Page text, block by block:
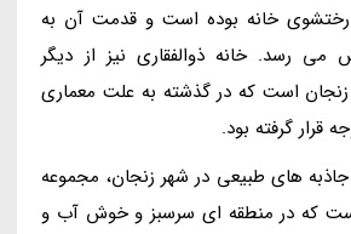
رختشوی خانه بوده است و قدمت آن به
رسد. خانه ذوالفقاری نیز از دیگر
زنجان است که در گذشته به علت معماری
قرار گرفته بود.
های طبیعی در شهر زنجان، مجموعه
که در منطقه ای سرسبز و خوش آب و